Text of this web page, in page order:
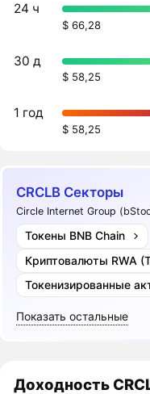
24 ч
$ 66,28
30 д
$ 58,25
1 год
$ 58,25
CRCLB Секторы
Circle Internet Group
Токены BNB Chain
Криптовалюты RWA
Токенизированные
Показать остальные
Доходность